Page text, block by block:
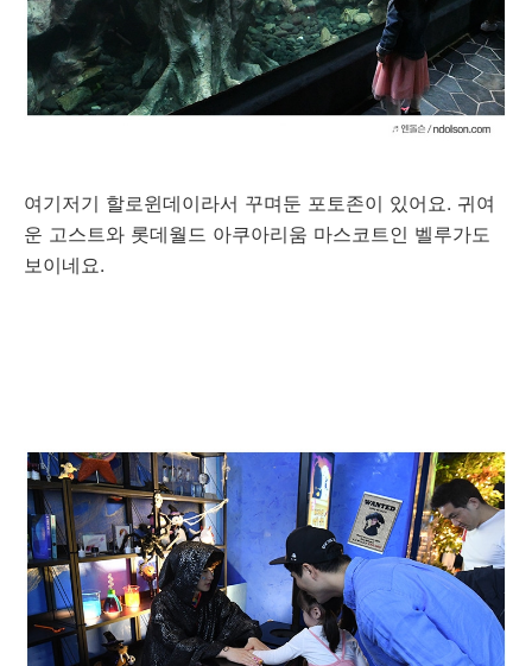
여기저기 할로윈데이라서 꾸며둔 포토존이 있어요. 귀여
운 고스트와 롯데월드 아쿠아리움 마스코트인 벨루가도
보이네요.